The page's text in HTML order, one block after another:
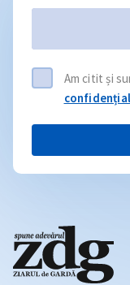
Am citit și